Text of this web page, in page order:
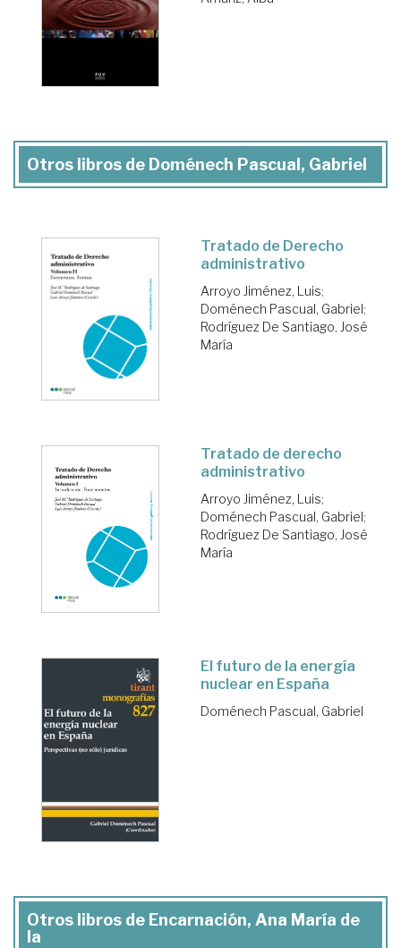
Otros libros de Doménech Pascual, Gabriel
Tratado de Derecho
administrativo
Arroyo Jiménez, Luis;
Doménech Pascual, Gabriel;
Rodríguez De Santiago, José
María
Tratado de derecho
administrativo
Arroyo Jiménez, Luis;
Doménech Pascual, Gabriel;
Rodríguez De Santiago, José
María
El futuro de la energía
nuclear en España
Doménech Pascual, Gabriel
Otros libros de Encarnación, Ana María de
la